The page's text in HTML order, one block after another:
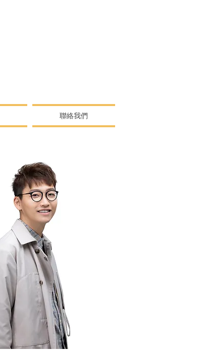
聯絡我們